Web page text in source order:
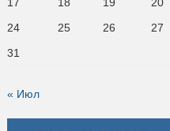
24
25 26 27
31
« Июл